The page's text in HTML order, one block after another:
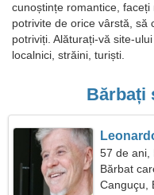
cunoștințe romantice,
potrivite de orice vârstă, să
potriviți. Alăturați-vă site-
localnici, străini, turiști.
Bărbați
57 de ani,
Bărbat
Canguçu,